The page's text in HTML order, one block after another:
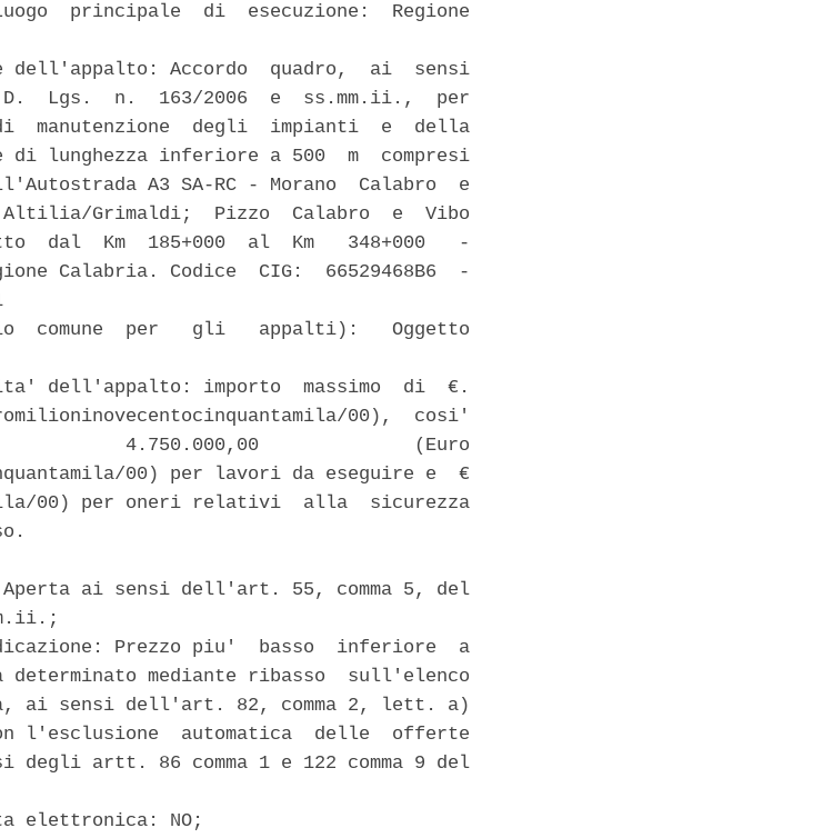
principale  di  esecuzione:  Regione
dell'appalto: Accordo  quadro,  ai  sensi
Lgs.  n.  163/2006  e  ss.mm.ii.,  per
manutenzione  degli  impianti  e  della
lunghezza inferiore a 500  m  compresi
A3 SA-RC - Morano  Calabro  e
Altilia/Grimaldi;  Pizzo  Calabro  e  Vibo
dal  Km  185+000  al  Km   348+000   -
Calabria. Codice  CIG:  66529468B6  -
comune  per   gli   appalti):   Oggetto
dell'appalto: importo  massimo  di  €.
00),  cosi'
4.750.000,00              (Euro
00) per lavori da eseguire e  €
00) per oneri relativi  alla  sicurezza
ai sensi dell'art. 55, comma 5, del
Prezzo piu'  basso  inferiore  a
determinato mediante ribasso  sull'elenco
ai sensi dell'art. 82, comma 2, lett. a)
l'esclusione  automatica  delle  offerte
degli artt. 86 comma 1 e 122 comma 9 del
elettronica: NO;